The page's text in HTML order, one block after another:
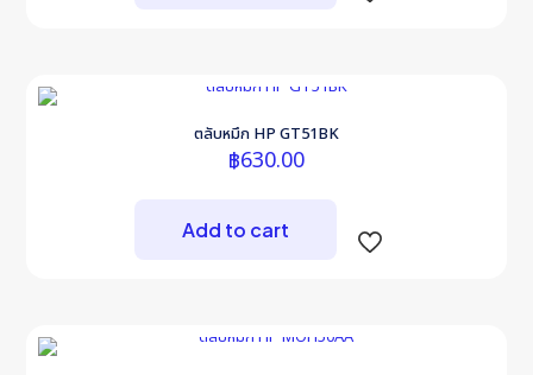
ตลับหมึก HP GT51BK
฿630.00
Add to cart